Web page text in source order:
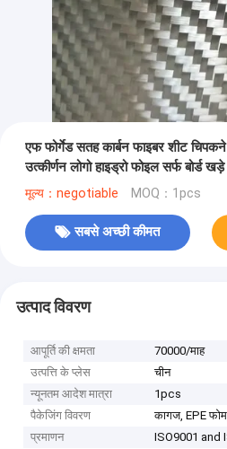
एफ फोर्गेड सतह कार्बन फाइबर शीट
उत्कीर्णन लोगो हाइड्रो फोइल सर्फ बोर्ड
मूल्य：negotiable MOQ：1pcs
सबसे अच्छी कीमत
उत्पाद विवरण
आपूर्ति की क्षमता
70000/माह
उत्पत्ति के प्लेस
चीन
न्यूनतम आदेश मात्रा
1pcs
पैकेजिंग विवरण
कागज, EPE
प्रमाणन
ISO9001 and